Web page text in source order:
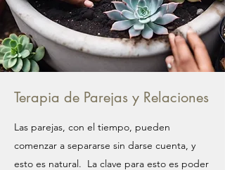
Terapia de Parejas y Relaciones
Las parejas, con el tiempo, pueden
comenzar a separarse sin darse cuenta, y
esto es natural. La clave para esto es poder